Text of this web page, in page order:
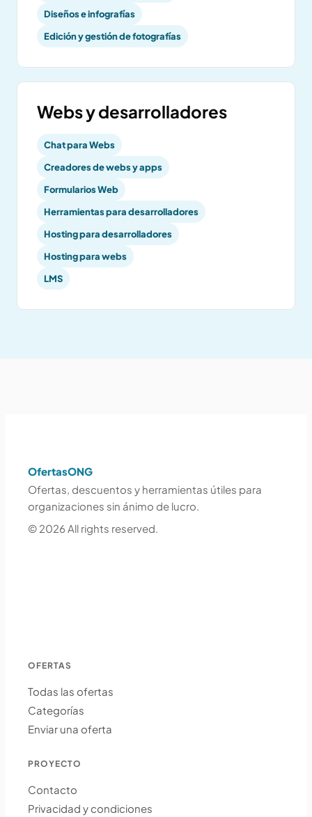
Diseños e infografías
Edición y gestión de fotografías
Webs y desarrolladores
Chat para Webs
Creadores de webs y apps
Formularios Web
Herramientas para desarrolladores
Hosting para desarrolladores
Hosting para webs
LMS
OfertasONG
Ofertas, descuentos y herramientas útiles para
organizaciones sin ánimo de lucro.
© 2026 All rights reserved.
OFERTAS
Todas las ofertas
Categorías
Enviar una oferta
PROYECTO
Contacto
Privacidad y condiciones